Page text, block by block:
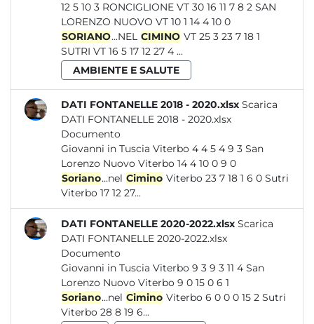
12 5 10 3 RONCIGLIONE VT 30 16 11 7 8 2 SAN
LORENZO NUOVO VT 10 1 14 4 10 0
SORIANO...NEL CIMINO VT 25 3 23 7 18 1
SUTRI VT 16 5 17 12 27 4 ...
AMBIENTE E SALUTE
DATI FONTANELLE 2018 - 2020.xlsx Scarica
DATI FONTANELLE 2018 - 2020.xlsx
Documento
Giovanni in Tuscia Viterbo 4 4 5 4 9 3 San
Lorenzo Nuovo Viterbo 14 4 10 0 9 0
Soriano...nel Cimino Viterbo 23 7 18 1 6 0 Sutri
Viterbo 17 12 27...
DATI FONTANELLE 2020-2022.xlsx Scarica
DATI FONTANELLE 2020-2022.xlsx
Documento
Giovanni in Tuscia Viterbo 9 3 9 3 11 4 San
Lorenzo Nuovo Viterbo 9 0 15 0 6 1
Soriano...nel Cimino Viterbo 6 0 0 0 15 2 Sutri
Viterbo 28 8 19 6...